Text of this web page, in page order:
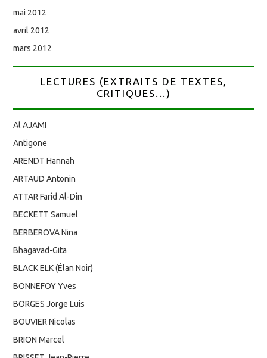
mai 2012
avril 2012
mars 2012
LECTURES (EXTRAITS DE TEXTES,
CRITIQUES...)
Al AJAMI
Antigone
ARENDT Hannah
ARTAUD Antonin
ATTAR Farîd Al-Dîn
BECKETT Samuel
BERBEROVA Nina
Bhagavad-Gita
BLACK ELK (Élan Noir)
BONNEFOY Yves
BORGES Jorge Luis
BOUVIER Nicolas
BRION Marcel